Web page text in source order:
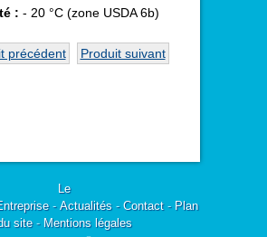
: - 20 °C (zone USDA 6b)
précédent Produit suivant
Le
- Actualités - Contact- Plan
site- Mentions légales